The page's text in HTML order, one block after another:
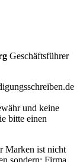
Geschäftsführer
und keine
bitte einen
Marken ist nicht